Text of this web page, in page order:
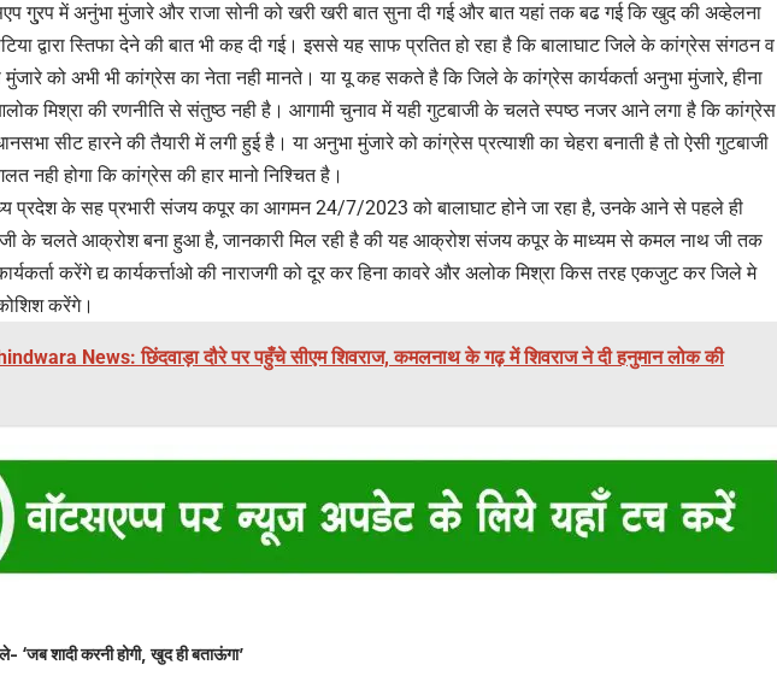
गु्रप में अनुंभा मुंजारे और राजा सोनी को खरी खरी बात सुना दी गई और बात यहां तक बढ गई कि खुद की अव्हेलना
द्वारा स्तिफा देने की बात भी कह दी गई। इससे यह साफ प्रतित हो रहा है कि बालाघाट जिले के कांग्रेस संगठन व
मुंजारे को अभी भी कांग्रेस का नेता नही मानते। या यू कह सकते है कि जिले के कांग्रेस कार्यकर्ता अनुभा मुंजारे, हीना
मिश्रा की रणनीति से संतुष्ठ नही है। आगामी चुनाव में यही गुटबाजी के चलते स्पष्ठ नजर आने लगा है कि कांग्रेस
सीट हारने की तैयारी में लगी हुई है। या अनुभा मुंजारे को कांग्रेस प्रत्याशी का चेहरा बनाती है तो ऐसी गुटबाजी
नही होगा कि कांग्रेस की हार मानो निश्चित है।
प्रदेश के सह प्रभारी संजय कपूर का आगमन 24/7/2023 को बालाघाट होने जा रहा है, उनके आने से पहले ही
के चलते आक्रोश बना हुआ है, जानकारी मिल रही है की यह आक्रोश संजय कपूर के माध्यम से कमल नाथ जी तक
करेंगे द्य कार्यकर्त्ताओ की नाराजगी को दूर कर हिना कावरे और अलोक मिश्रा किस तरह एकजुट कर जिले मे
करेंगे।
News: छिंदवाड़ा दौरे पर पहुँचे सीएम शिवराज, कमलनाथ के गढ़ में शिवराज ने दी हनुमान लोक की
‘जब शादी करनी होगी, खुद ही बताऊंगा’